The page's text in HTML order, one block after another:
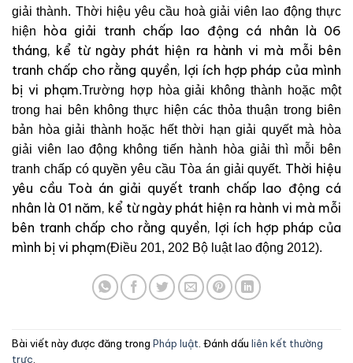
giải thành. Thời hiệu yêu cầu hoà giải viên lao động thực
hiện
hòa giải tranh chấp lao động cá nhân là 06
tháng, kể từ ngày phát hiện ra hành vi mà mỗi bên
tranh chấp cho rằng quyền, lợi ích hợp pháp của mình
bị vi phạm.Trường hợp hòa giải không thành hoặc một
trong hai bên không thực hiện các thỏa thuận trong biên
bản hòa giải thành hoặc hết thời hạn giải quyết mà hòa
giải viên lao động không tiến hành hòa giải thì mỗi bên
tranh chấp có quyền yêu cầu Tòa án giải quyết. Thời hiệu
yêu cầu Toà án giải quyết tranh chấp lao động cá
nhân là 01 năm, kể từ ngày phát hiện ra hành vi mà mỗi
bên tranh chấp cho rằng quyền, lợi ích hợp pháp của
mình bị vi phạm(Điều 201, 202 Bộ luật lao động 2012).
Bài viết này được đăng trong Pháp luật . Đánh dấu liên kết thường
trực